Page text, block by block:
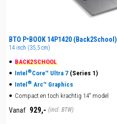
BTO P•BOOK 14P1420 (Back2School)
14 inch (35,5 cm)
BACK2SCHOOL
Intel®Core™ Ultra 7 (Series 1)
Intel® Arc™ Graphics
Compact en toch krachtig 14" model
Vanaf 929,- (incl. BTW)